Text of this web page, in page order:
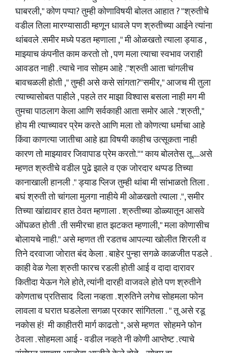
घाबरली," कोण पप्पा? तुम्ही कोणाविषयी बोलत आहात ? "श्रुतीचे
वडील तिला मारण्यासाठी म्हणून धावले पण श्रुतीच्या आईने त्यांना
थांबवले .समीर मध्ये पडत म्हणाला ," मी ओळखतो त्याला ड्याड ,
माझ्याच कंपनीत काम करतो तो , पण मला त्याचा स्वभाव जराही
आवडत नाही . त्याचे नाव सोहम आहे ."श्रुती आता चांगलीच
बावचळली होती ," तुम्ही असे कसे सांगता?"समीर," आजच मी तुला
त्याच्यासोबत पाहीले , पहले तर माझा विश्वास बसला नाही मग मी
तुमचा पाठलाग केला आणि सर्वकाही आता समोर आले ."श्रुती,"
होय मी त्याच्यावर प्रेम करते आणि मला तो कोणत्या धर्माचा आहे
किंवा काणत्या जातीचा आहे ह्या विषयी काहीच उत्सूकता नाही
कारण तो माझ्यावर जिवापाड प्रेम करतो."" काय बोलतेस तू.....असे
म्हणत श्रुतीचे वडील पुढे झाले व एक जोरदार थप्पड तिच्या
कानाखाली हानली ." ड्याड प्लिज तुम्ही थांबा मी सांभाळतो तिला .
बघं श्रुती तो चांगला मुलगा नाहीये मी ओळखतो त्याला .", समीर
तिच्या खांद्यावर हात ठेवत म्हणाला . श्रुतीच्या डोळ्यातून आसवे
ओंघळत होती . ती समीरचा हात झटकत म्हणाली," मला कोणासीच
बोलायचे नाही." असे म्हणत ती रडतच आपल्या खोलीत शिरली व
तिने दरवाजा जोरात बंद केला . बाहेर पुन्हा सगळे काळजीत पडले .
काही वेळ गेला श्रुती फारच रडली होती आई व दादा दारावर
कितीदा येऊन गेले होते, त्यांनी दारही वाजवले होते पण श्रुतीने
कोणताच प्रतिसाद दिला नव्हता . श्रुतिने लगेच सोहमला फोन
लावला व घरात घडलेला सगळा प्रकार सांगितला . " तू असे रडू
नकोस हं! मी काहीतरी मार्ग काढतो ", असे म्हणत सोहमने फोन
ठेवला . सोहमला आई - वडील नव्हते नी कोणी आप्तेष्ट . त्याचे